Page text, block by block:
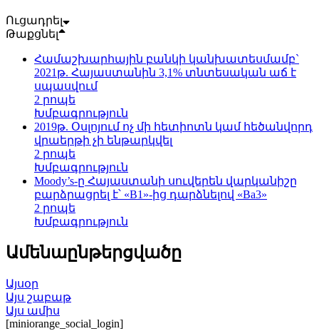
Ուցադրել
Թաքցնել
Համաշխարհային բանկի կանխատեսմամբ`
2021թ. Հայաստանին 3,1% տնտեսական աճ է
սպասվում
2 րոպե
Խմբագրություն
2019թ. Օսլոյում ոչ մի հետիոտն կամ հեծանվորդ
վրաերթի չի ենթարկվել
2 րոպե
Խմբագրություն
Moody’s-ը Հայաստանի սուվերեն վարկանիշը
բարձրացրել է՝ «B1»-ից դարձնելով «Ba3»
2 րոպե
Խմբագրություն
Ամենաընթերցվածը
Այսօր
Այս շաբաթ
Այս ամիս
[miniorange_social_login]